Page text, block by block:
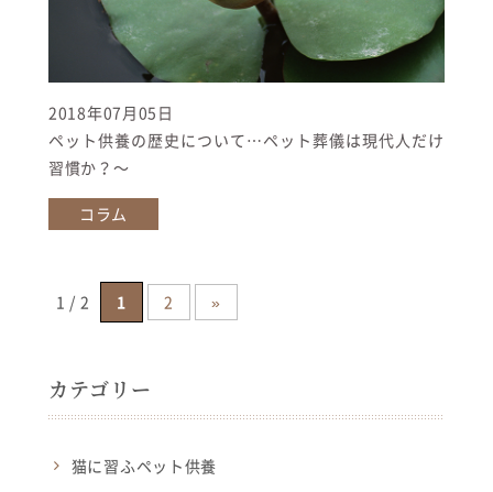
2018年07月05日
ペット供養の歴史について…ペット葬儀は現代人だけ
習慣か？〜
コラム
1 / 2 1 2 »
カテゴリー
猫に習ふペット供養